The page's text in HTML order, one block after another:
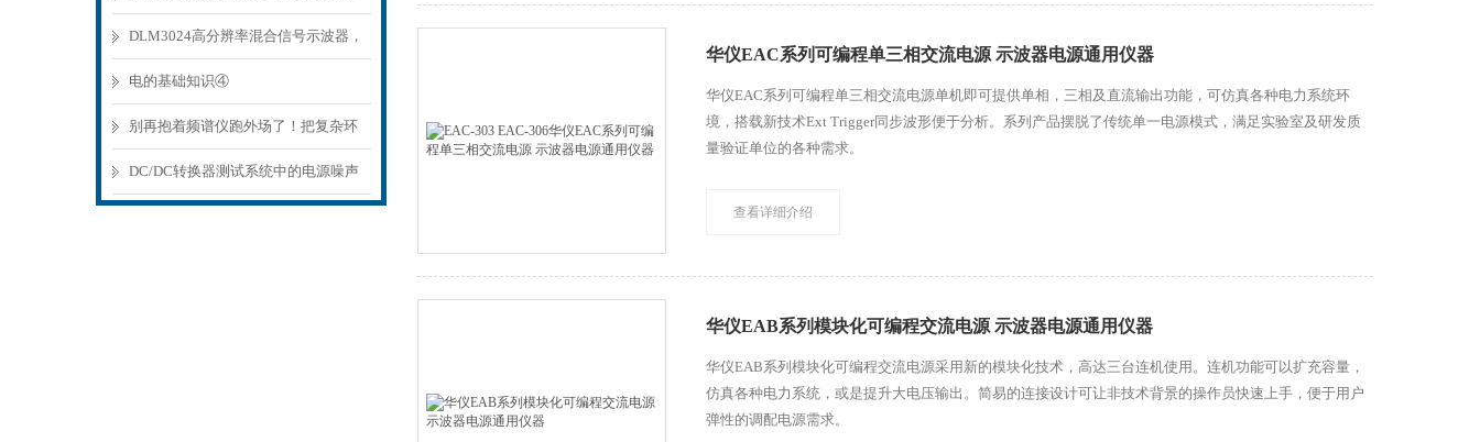
和准确性
DLM3024高分辨率混合信号示波器，
精准解析信号的利器
电的基础知识④
别再抱着频谱仪跑外场了！把复杂环
境“拷”回来，在实验室安心debug
DC/DC转换器测试系统中的电源噪声
华仪EAC系列可编程单三相交流电源 示波器电源通用仪器
华仪EAC系列可编程单三相交流电源单机即可提供单相，三相及直流输出功能，可仿真各种电力系统环
境，搭载新技术Ext Trigger同步波形便于分析。系列产品摆脱了传统单一电源模式，满足实验室及研发质
量验证单位的各种需求。
查看详细介绍
华仪EAB系列模块化可编程交流电源 示波器电源通用仪器
华仪EAB系列模块化可编程交流电源采用新的模块化技术，高达三台连机使用。连机功能可以扩充容量，
仿真各种电力系统，或是提升大电压输出。简易的连接设计可让非技术背景的操作员快速上手，便于用户
弹性的调配电源需求。